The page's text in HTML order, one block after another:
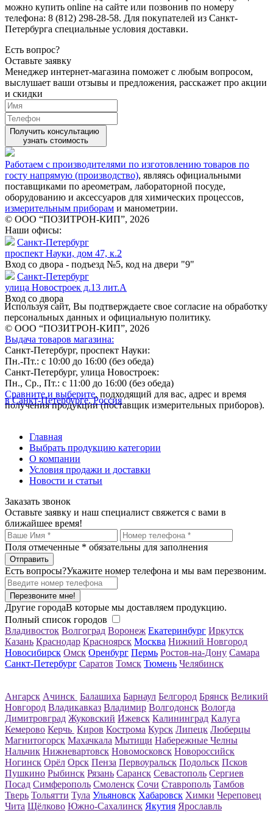
можно купить online на сайте или позвонив по номеру
телефона: 8 (812) 298-28-58. Для покупателей из Санкт-
Петербурга специальные условия доставки.
Есть вопрос?
Оставьте заявку
Менеджер интернет-магазина поможет с любым вопросом,
выслушает ваши отзывы и предложения, расскажет про акции
и скидки
Получить консультацию
узнать стоимость
Работаем с производителями по изготовлению товаров по
госту напрямую (производство), являясь официальными
поставщиками по ареометрам, лабораторной посуде,
оборудованию и аксессуаров для химических процессов,
измерительным приборам и манометрии.
© ООО “ПОЗИТРОН-КИП”, 2026
Наши офисы:
Санкт-Петербург
проспект Науки, дом 47, к.2
Вход со двора - подъезд №5, код на двери "9"
Санкт-Петербург
улица Новостроек д.13 лит.А
Вход со двора
Используя сайт, Вы подтверждаете свое согласие на обработку
персональных данных и официальную политику.
© ООО “ПОЗИТРОН-КИП”, 2026
Выдача товаров магазина:
Санкт-Петербург, проспект Науки:
Пн.-Пт.: с 10:00 до 16:00 (без обеда)
Санкт-Петербург, улица Новостроек:
Пн., Ср., Пт.: с 11:00 до 16:00 (без обеда)
Сравните и выберите, подходящий для вас, адрес и время
получения продукции (поставщик измерительных приборов).
в Санкт-Петербурге, Россия
Главная
Выбрать продукцию категории
О компании
Условия продажи и доставки
Новости и статьи
Заказать звонок
Оставьте заявку и наш специалист свяжется с вами в
ближайшее время!
Поля отмеченные * обязательны для заполнения
Есть вопросы?Укажите номер телефона и мы вам перезвоним.
Перезвоните мне!
Другие городаВ которые мы доставляем продукцию.
Полный список городов
Владивосток Волгоград Воронеж Екатеринбург Иркутск
Казань Краснодар Красноярск Москва Нижний Новгород
Новосибирск Омск Оренбург Пермь Ростов-на-Дону Самара
Санкт-Петербург Саратов Томск Тюмень Челябинск
Ангарск Ачинск Балашиха Барнаул Белгород Брянск Великий
Новгород Владикавказ Владимир Волгодонск Вологда
Димитровград Жуковский Ижевск Калининград Калуга
Кемерово Керчь Киров Кострома Курск Липецк Люберцы
Магнитогорск Махачкала Мытищи Набережные Челны
Нальчик Нижневартовск Новомосковск Новороссийск
Ногинск Орёл Орск Пенза Первоуральск Подольск Псков
Пушкино Рыбинск Рязань Саранск Севастополь Сергиев
Посад Симферополь Смоленск Сочи Ставрополь Тамбов
Тверь Тольятти Тула Ульяновск Хабаровск Химки Череповец
Чита Щёлково Южно-Сахалинск Якутия Ярославль